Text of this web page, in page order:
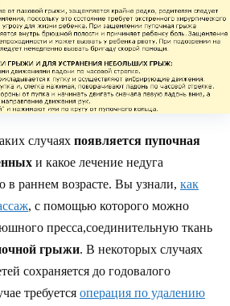
случаях появляется пупочная
и какое лечение недуга
в раннем возрасте. Вы узнали, как
, с помощью которого можно
пресса,соединительную ткань
грыжи. В некоторых случаях
сохраняется до годовалого
требуется операция по удалению